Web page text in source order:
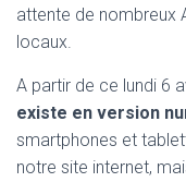
attente de nombreux
locaux.
A partir de ce lundi 6
existe en version
smartphones et
notre site internet,